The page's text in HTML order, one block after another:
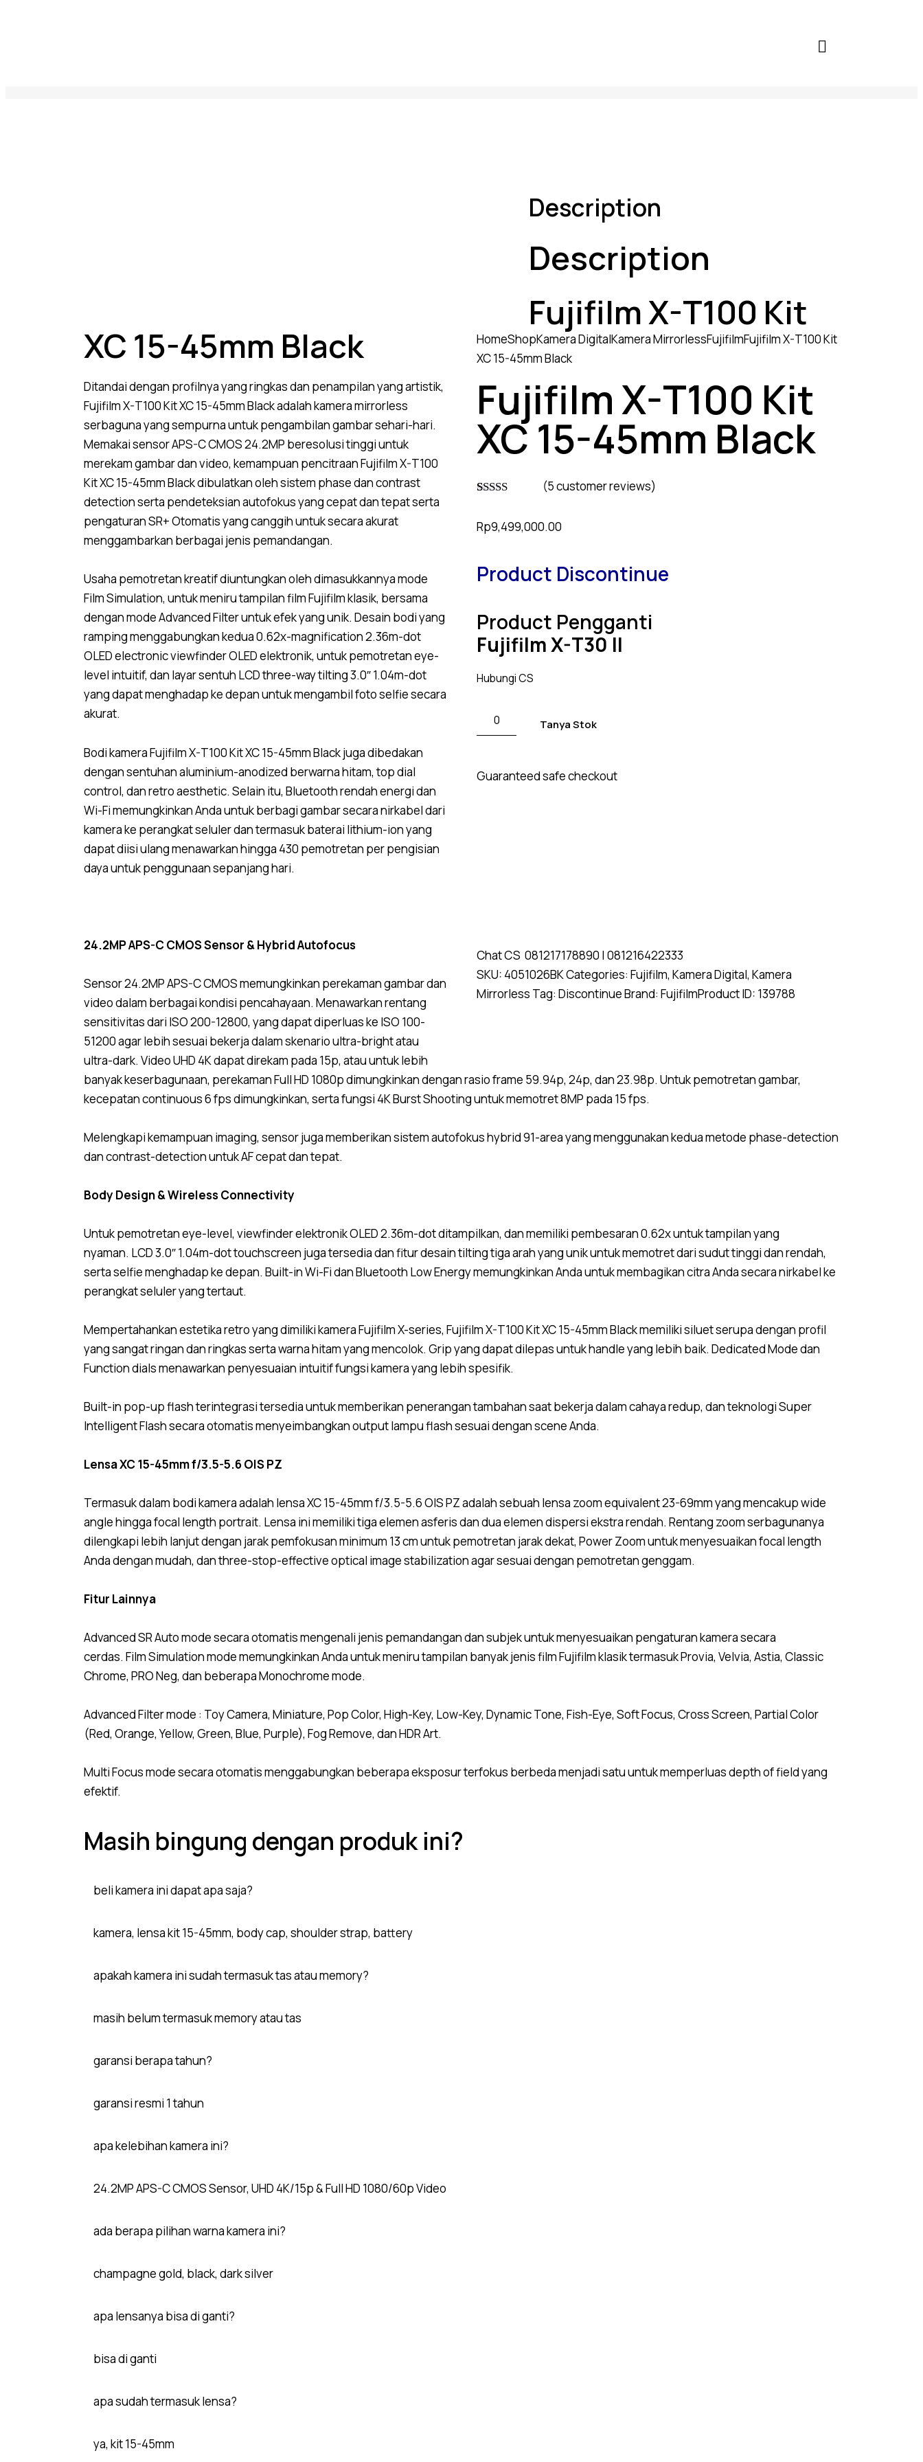
HomeShopKamera DigitalKamera MirrorlessFujifilmFujifilm X-T100 Kit
XC 15-45mm Black
Fujifilm X-T100 Kit
XC 15-45mm Black
based on
(5customer reviews)
Rp9,499,000.00
Product Discontinue
Product Pengganti
Fujifilm X-T30 II
Hubungi CS
Tanya Stok
Guaranteed safe checkout
Chat CS 081217178890 | 081216422333
SKU: 4051026BKCategories: Fujifilm, Kamera Digital, Kamera
Mirrorless Tag: DiscontinueBrand: FujifilmProduct ID: 139788
Description
Description
Fujifilm X-T100 Kit
XC 15-45mm Black
Ditandai dengan profilnya yang ringkas dan penampilan yang artistik,
Fujifilm X-T100 Kit XC 15-45mm Black adalah kameramirrorless
serbaguna yang sempurna untuk pengambilan gambar sehari-hari.
Memakai sensor APS-C CMOS 24.2MP beresolusi tinggi untuk
merekam gambar dan video, kemampuan pencitraan Fujifilm X-T100
Kit XC 15-45mm Black dibulatkan oleh sistem phase dan contrast
detection serta pendeteksian autofokus yang cepat dan tepat serta
pengaturan SR+ Otomatis yang canggih untuk secara akurat
menggambarkan berbagai jenis pemandangan.
Usaha pemotretan kreatif diuntungkan oleh dimasukkannya mode
Film Simulation, untuk meniru tampilan film Fujifilm klasik, bersama
dengan mode Advanced Filter untuk efek yang unik. Desain bodi yang
ramping menggabungkan kedua 0.62x-magnification 2.36m-dot
OLED electronic viewfinder OLED elektronik, untuk pemotretan eye-
level intuitif, dan layar sentuh LCD three-way tilting 3.0″ 1.04m-dot
yang dapat menghadap ke depan untuk mengambil foto selfie secara
akurat.
Bodi kamera Fujifilm X-T100 Kit XC 15-45mm Black juga dibedakan
dengan sentuhan aluminium-anodized berwarna hitam, top dial
control, dan retro aesthetic. Selain itu, Bluetooth rendah energi dan
Wi-Fi memungkinkan Anda untuk berbagi gambar secara nirkabel dari
kamera ke perangkat seluler dan termasuk baterai lithium-ion yang
dapat diisi ulang menawarkan hingga 430 pemotretan per pengisian
daya untuk penggunaan sepanjang hari.
24.2MP APS-C CMOS Sensor & Hybrid Autofocus
Sensor 24.2MP APS-C CMOS memungkinkan perekaman gambar dan
video dalam berbagai kondisi pencahayaan. Menawarkan rentang
sensitivitas dari ISO 200-12800, yang dapat diperluas ke ISO 100-
51200 agar lebih sesuai bekerja dalam skenario ultra-bright atau
ultra-dark. Video UHD 4K dapat direkam pada 15p, atau untuk lebih
banyak keserbagunaan, perekaman Full HD 1080p dimungkinkan dengan rasio frame 59.94p, 24p, dan 23.98p. Untuk pemotretan gambar,
kecepatan continuous 6 fps dimungkinkan, serta fungsi 4K Burst Shooting untuk memotret 8MP pada 15 fps.
Melengkapi kemampuan imaging, sensor juga memberikan sistem autofokus hybrid 91-area yang menggunakan kedua metode phase-detection
dan contrast-detection untuk AF cepat dan tepat.
Body Design & Wireless Connectivity
Untuk pemotretan eye-level, viewfinder elektronik OLED 2.36m-dot ditampilkan, dan memiliki pembesaran 0.62x untuk tampilan yang
nyaman. LCD 3.0″ 1.04m-dot touchscreen juga tersedia dan fitur desain tilting tiga arah yang unik untuk memotret dari sudut tinggi dan rendah,
serta selfie menghadap ke depan. Built-in Wi-Fi dan Bluetooth Low Energy memungkinkan Anda untuk membagikan citra Anda secara nirkabel ke
perangkat seluler yang tertaut.
Mempertahankan estetika retro yang dimiliki kamera Fujifilm X-series, Fujifilm X-T100 Kit XC 15-45mm Black memiliki siluet serupa dengan profil
yang sangat ringan dan ringkas serta warna hitam yang mencolok. Grip yang dapat dilepas untuk handle yang lebih baik. Dedicated Mode dan
Function dials menawarkan penyesuaian intuitif fungsi kamera yang lebih spesifik.
Built-in pop-up flash terintegrasi tersedia untuk memberikan penerangan tambahan saat bekerja dalam cahaya redup, dan teknologi Super
Intelligent Flash secara otomatis menyeimbangkan output lampu flash sesuai dengan scene Anda.
Lensa XC 15-45mm f/3.5-5.6 OIS PZ
Termasuk dalam bodi kamera adalah lensa XC 15-45mm f/3.5-5.6 OIS PZ adalah sebuah lensa zoom equivalent 23-69mm yang mencakup wide
angle hingga focal length portrait. Lensa ini memiliki tiga elemen asferis dan dua elemen dispersi ekstra rendah. Rentang zoom serbagunanya
dilengkapi lebih lanjut dengan jarak pemfokusan minimum 13 cm untuk pemotretan jarak dekat, Power Zoom untuk menyesuaikan focal length
Anda dengan mudah, dan three-stop-effective optical image stabilization agar sesuai dengan pemotretan genggam.
Fitur Lainnya
Advanced SR Auto mode secara otomatis mengenali jenis pemandangan dan subjek untuk menyesuaikan pengaturan kamera secara
cerdas. Film Simulation mode memungkinkan Anda untuk meniru tampilan banyak jenis film Fujifilm klasik termasuk Provia, Velvia, Astia, Classic
Chrome, PRO Neg, dan beberapa Monochrome mode.
Advanced Filter mode : Toy Camera, Miniature, Pop Color, High-Key, Low-Key, Dynamic Tone, Fish-Eye, Soft Focus, Cross Screen, Partial Color
(Red, Orange, Yellow, Green, Blue, Purple), Fog Remove, dan HDR Art.
Multi Focus mode secara otomatis menggabungkan beberapa eksposur terfokus berbeda menjadi satu untuk memperluas depth of field yang
efektif.
Masih bingung dengan produk ini?
beli kamera ini dapat apa saja?
kamera, lensa kit 15-45mm, body cap, shoulder strap, battery
apakah kamera ini sudah termasuk tas atau memory?
masih belum termasuk memory atau tas
garansi berapa tahun?
garansi resmi 1 tahun
apa kelebihan kamera ini?
24.2MP APS-C CMOS Sensor, UHD 4K/15p & Full HD 1080/60p Video
ada berapa pilihan warna kamera ini?
champagne gold, black, dark silver
apa lensanya bisa di ganti?
bisa di ganti
apa sudah termasuk lensa?
ya, kit 15-45mm